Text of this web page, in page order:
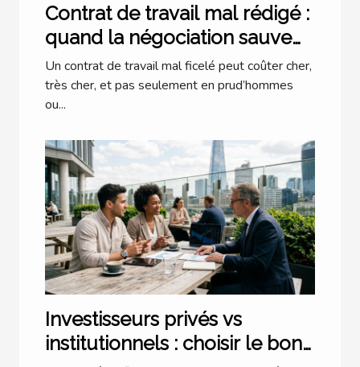
Contrat de travail mal rédigé :
quand la négociation sauve
l’employeur
Un contrat de travail mal ficelé peut coûter cher,
très cher, et pas seulement en prud’hommes
ou...
Investisseurs privés vs
institutionnels : choisir le bon